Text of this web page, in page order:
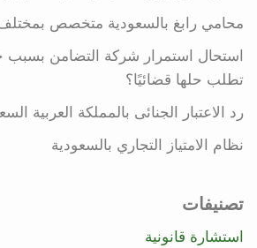
محامي رابغ بالسعودية متخصص
استحال استمرار شركة التضامن بسبب
تطلب حلها قضائيًا؟
رد الاعتبار الجنائى بالمملكة العربية
نظام الامتياز التجاري بالسعودية
تصنيفات
استشارة قانونية